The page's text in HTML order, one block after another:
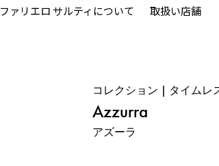
ファリエロ サルティについて 取扱い店舗
コレクション | タイムレ
Azzurra
アズーラ